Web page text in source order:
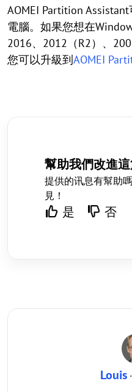
AOMEI Partition
電腦。如果您想在
2016、2012（R2）、
您可以升級到AOMEI
幫助我們改進
提供的讯息有幫助
見！
是 否
Louis